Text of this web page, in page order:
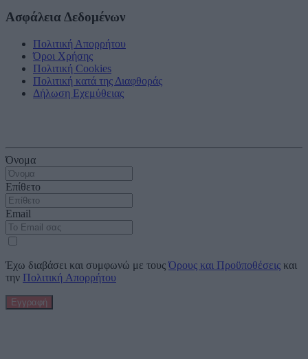
Ασφάλεια Δεδομένων
Πολιτική Απορρήτου
Όροι Χρήσης
Πολιτική Cookies
Πολιτική κατά της Διαφθοράς
Δήλωση Εχεμύθειας
Όνομα
Επίθετο
Email
Έχω διαβάσει και συμφωνώ με τουςΌρους και Προϋποθέσεις και
την Πολιτική Απορρήτου
Εγγραφή